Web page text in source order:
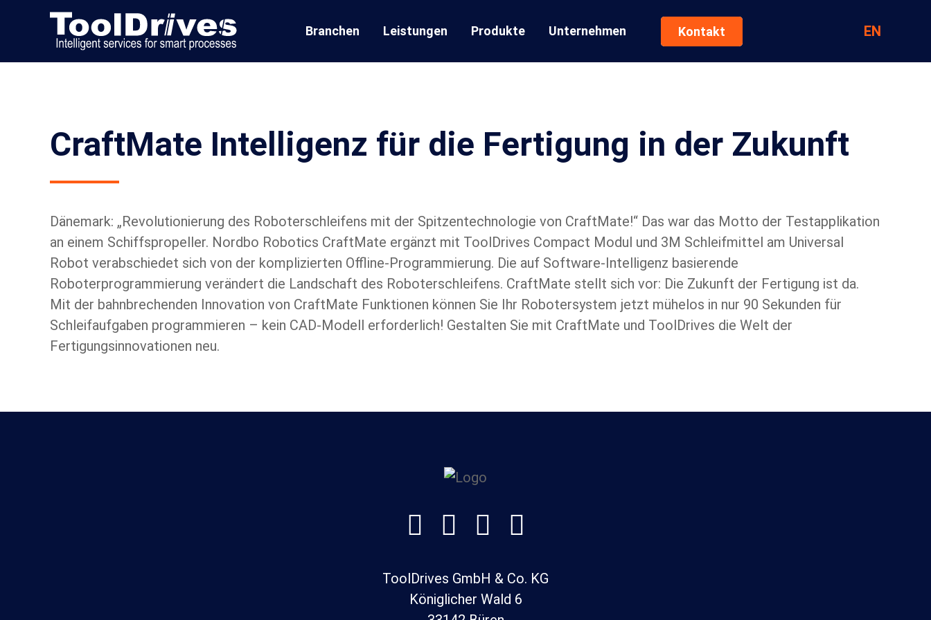
Branchen Leistungen Produkte Unternehmen Kontakt EN
CraftMate Intelligenz für die Fertigung in der Zukunft
Dänemark: „Revolutionierung des Roboterschleifens mit der Spitzentechnologie von CraftMate!“ Das war das Motto der Testapplikation
an einem Schiffspropeller. Nordbo Robotics CraftMate ergänzt mit ToolDrives Compact Modul und 3M Schleifmittel am Universal
Robot verabschiedet sich von der komplizierten Offline-Programmierung. Die auf Software-Intelligenz basierende
Roboterprogrammierung verändert die Landschaft des Roboterschleifens. CraftMate stellt sich vor: Die Zukunft der Fertigung ist da.
Mit der bahnbrechenden Innovation von CraftMate Funktionen können Sie Ihr Robotersystem jetzt mühelos in nur 90 Sekunden für
Schleifaufgaben programmieren – kein CAD-Modell erforderlich! Gestalten Sie mit CraftMate und ToolDrives die Welt der
Fertigungsinnovationen neu.
   
ToolDrives GmbH & Co. KG
Königlicher Wald 6